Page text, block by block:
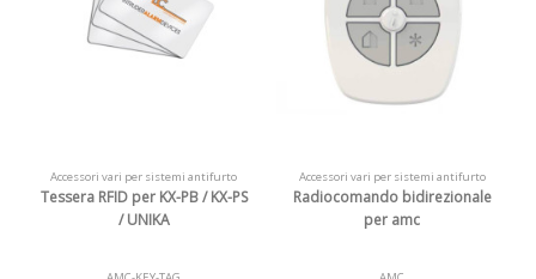
Accessori vari per sistemi antifurto
Tessera RFID per KX-PB / KX-PS
/ UNIKA
Accessori vari per sistemi antifurto
Radiocomando bidirezionale
per amc